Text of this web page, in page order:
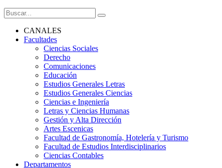
CANALES
Facultades
Ciencias Sociales
Derecho
Comunicaciones
Educación
Estudios Generales Letras
Estudios Generales Ciencias
Ciencias e Ingeniería
Letras y Ciencias Humanas
Gestión y Alta Dirección
Artes Escenicas
Facultad de Gastronomía, Hotelería y Turismo
Facultad de Estudios Interdisciplinarios
Ciencias Contables
Departamentos